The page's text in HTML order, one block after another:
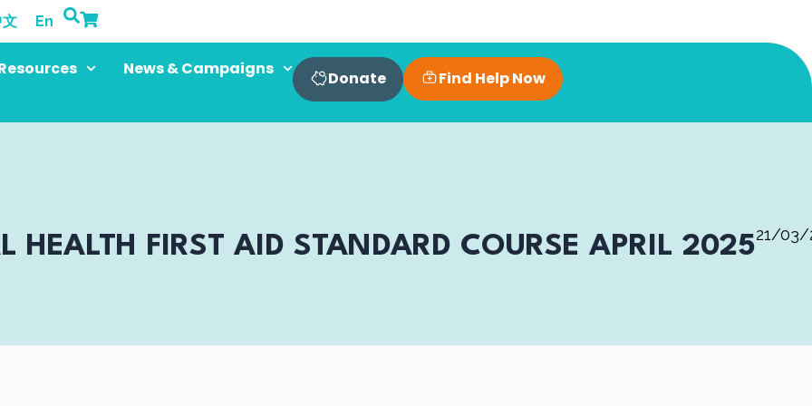
En
News & Campaigns Donate Find Help Now
HEALTH FIRST AID STANDARD COURSE APRIL 202521/03/